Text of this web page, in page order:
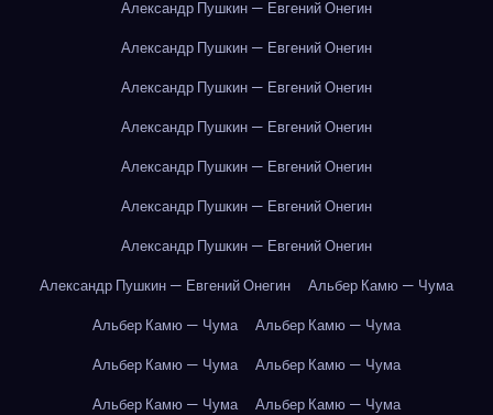
Александр Пушкин — Евгений Онегин
Александр Пушкин — Евгений Онегин
Александр Пушкин — Евгений Онегин
Александр Пушкин — Евгений Онегин
Александр Пушкин — Евгений Онегин
Александр Пушкин — Евгений Онегин
Александр Пушкин — Евгений Онегин
Александр Пушкин — Евгений Онегин
Альбер Камю — Чума
Альбер Камю — Чума
Альбер Камю — Чума
Альбер Камю — Чума
Альбер Камю — Чума
Альбер Камю — Чума
Альбер Камю — Чума